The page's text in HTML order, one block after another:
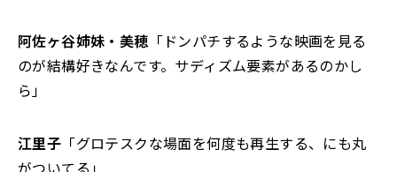
阿佐ヶ谷姉妹・美穂 「ドンパチするような映画を見る
のが結構好きなんです。サディズム要素があるのかし
ら」
江里子 「グロテスクな場面を何度も再生する、にも丸
がついてる」